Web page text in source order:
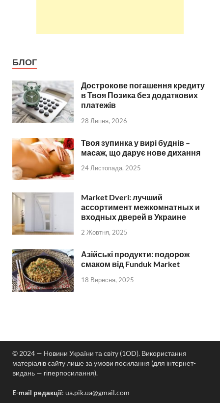
БЛОГ
Дострокове погашення кредиту
в Твоя Позика без додаткових
платежів
28 Липня, 2026
Твоя зупинка у вирі буднів –
масаж, що дарує нове дихання
24 Листопада, 2025
Market Dveri: лучший
ассортимент межкомнатных и
входных дверей в Украине
2 Жовтня, 2025
Азійські продукти: подорож
смаком від Funduk Market
18 Вересня, 2025
© 2024 — Новини України та світу (1OD). Використання
матеріалів сайту лише за умови посилання (для інтернет-
видань — гіперпосилання).
E-mail редакції: ua.pik.ua@gmail.com